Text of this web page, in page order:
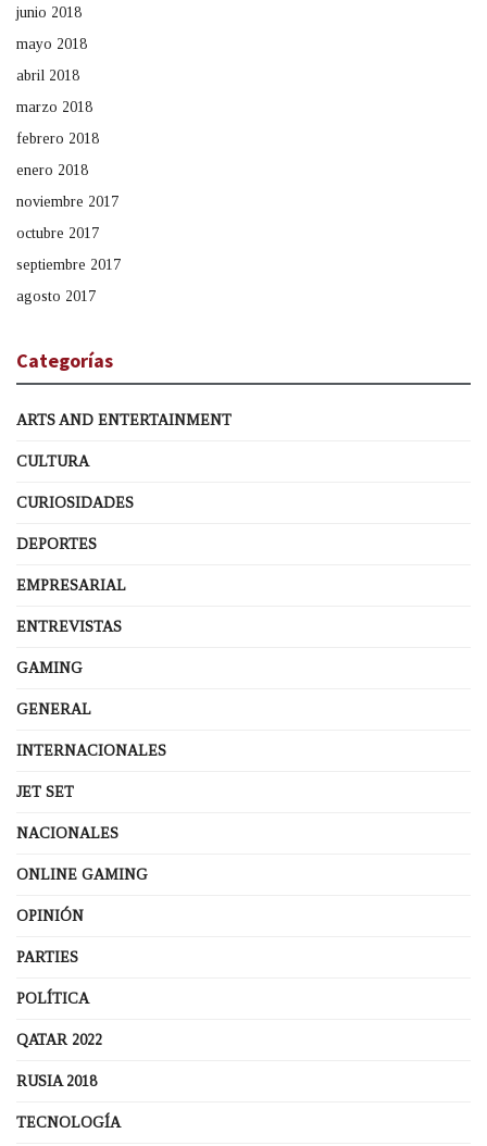
junio 2018
mayo 2018
abril 2018
marzo 2018
febrero 2018
enero 2018
noviembre 2017
octubre 2017
septiembre 2017
agosto 2017
Categorías
ARTS AND ENTERTAINMENT
CULTURA
CURIOSIDADES
DEPORTES
EMPRESARIAL
ENTREVISTAS
GAMING
GENERAL
INTERNACIONALES
JET SET
NACIONALES
ONLINE GAMING
OPINIÓN
PARTIES
POLÍTICA
QATAR 2022
RUSIA 2018
TECNOLOGÍA